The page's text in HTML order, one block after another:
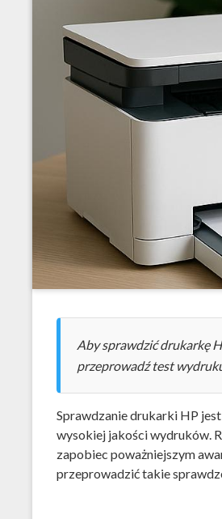
Aby sprawdzić drukarkę
przeprowadź test
Sprawdzanie drukarki HP
wysokiej jakości wydruków.
zapobiec poważniejszym
przeprowadzić takie